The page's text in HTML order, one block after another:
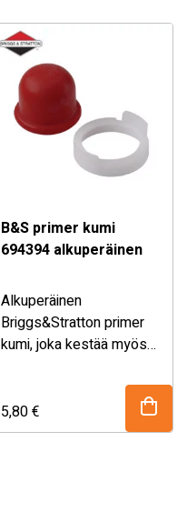
B&S primer kumi
694394 alkuperäinen
Alkuperäinen
Briggs&Stratton primer
kumi, joka kestää myös
ulkohalkaisija 23,5 mm.
5,80€